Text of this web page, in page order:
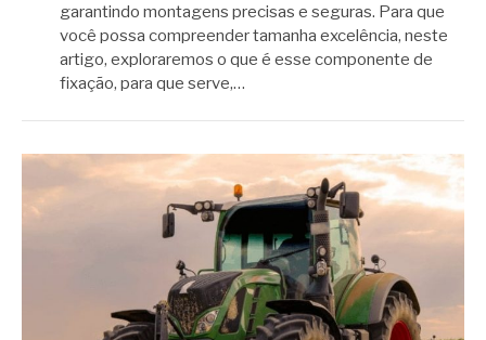
garantindo montagens precisas e seguras. Para que
você possa compreender tamanha excelência, neste
artigo, exploraremos o que é esse componente de
fixação, para que serve,…